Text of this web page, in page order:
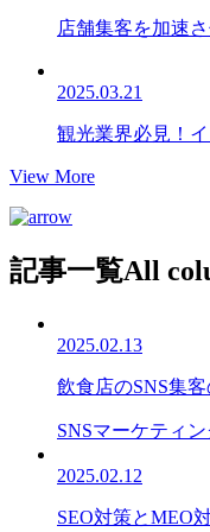
店舗集客を加速
2025.03.21
観光業界必見！
View More
記事一覧All
2025.02.13
飲食店のSNS集
SNSマーケティ
2025.02.12
SEO対策とMEO